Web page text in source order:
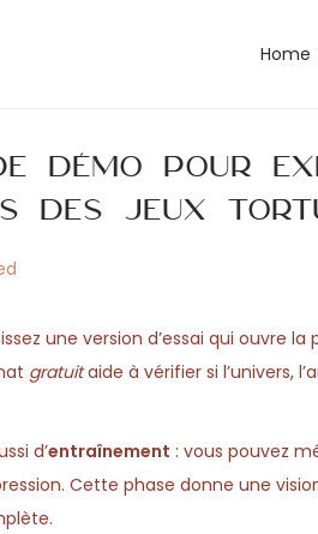
Home
démo pour
des jeux
une version d’essai qui ouvre la
gratuitaide à vérifier si l’univers,
d’entraînement : vous pouvez
Cette phase donne une